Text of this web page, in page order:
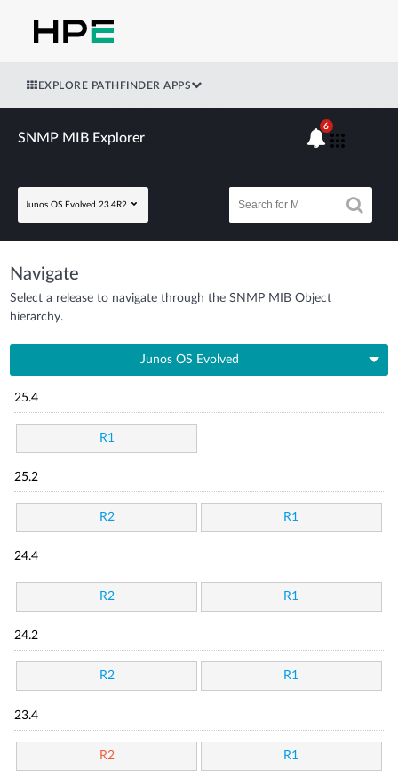
EXPLORE PATHFINDER APPS
SNMP MIB Explorer
Junos OS Evolved 23.4R2
6
Navigate
Select a release to navigate through the SNMP MIB Object
hierarchy.
Junos OS Evolved
25.4
R1
25.2
R2 R1
24.4
R2 R1
24.2
R2 R1
23.4
R2 R1